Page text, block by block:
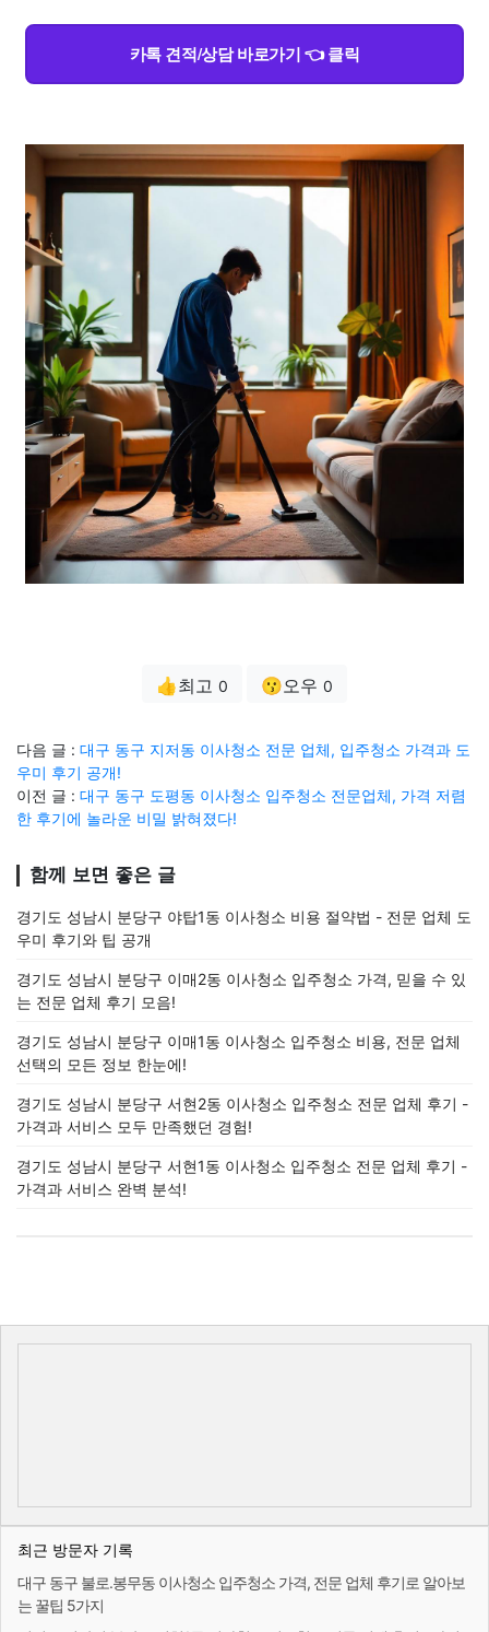
카톡 견적/상담 바로가기 👈 클릭
👍최고 0 😗오우 0
다음 글 : 대구 동구 지저동 이사청소 전문 업체, 입주청소 가격과 도
우미 후기 공개!
이전 글 : 대구 동구 도평동 이사청소 입주청소 전문업체, 가격 저렴
한 후기에 놀라운 비밀 밝혀졌다!
함께 보면 좋은 글
경기도 성남시 분당구 야탑1동 이사청소 비용 절약법 - 전문 업체 도
우미 후기와 팁 공개
경기도 성남시 분당구 이매2동 이사청소 입주청소 가격, 믿을 수 있
는 전문 업체 후기 모음!
경기도 성남시 분당구 이매1동 이사청소 입주청소 비용, 전문 업체
선택의 모든 정보 한눈에!
경기도 성남시 분당구 서현2동 이사청소 입주청소 전문 업체 후기 -
가격과 서비스 모두 만족했던 경험!
경기도 성남시 분당구 서현1동 이사청소 입주청소 전문 업체 후기 -
가격과 서비스 완벽 분석!
최근 방문자 기록
대구 동구 불로.봉무동 이사청소 입주청소 가격, 전문 업체 후기로 알아보
는 꿀팁 5가지